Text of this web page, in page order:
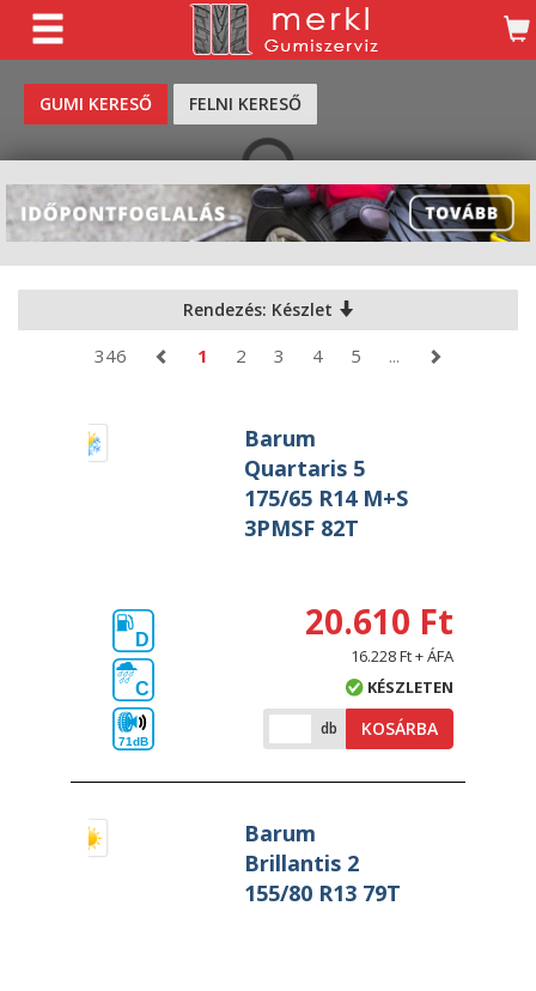
GUMI KERESŐ FELNI KERESŐ
KERESÉS
Rendezés: Készlet
346 1 2 3 4 5 ...
Barum
Quartaris 5
175/65 R14 M+S
3PMSF 82T
D
C
71dB
20.610 Ft
16.228 Ft + ÁFA
KÉSZLETEN
db KOSÁRBA
Barum
Brillantis 2
155/80 R13 79T